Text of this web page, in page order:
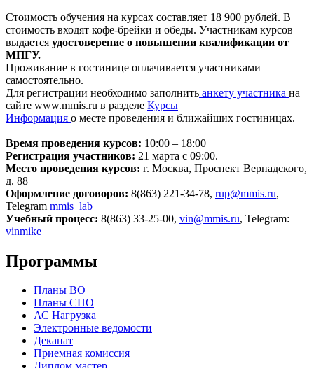
Стоимость обучения на курсах составляет 18 900 рублей. В
стоимость входят кофе-брейки и обеды. Участникам курсов
выдается удостоверение о повышении квалификации от
МПГУ.
Проживание в гостинице оплачивается участниками
самостоятельно.
Для регистрации необходимо заполнить анкету участника на
сайте www.mmis.ru в разделе Курсы
Информация о месте проведения и ближайших гостиницах.
Время проведения курсов: 10:00 – 18:00
Регистрация участников: 21 марта c 09:00.
Место проведения курсов: г. Москва, Проспект Вернадского,
д. 88
Оформление договоров: 8(863) 221-34-78, rup@mmis.ru,
Telegram mmis_lab
Учебный процесс: 8(863) 33-25-00, vin@mmis.ru, Telegram:
vinmike
Программы
Планы ВО
Планы СПО
АС Нагрузка
Электронные ведомости
Деканат
Приемная комиссия